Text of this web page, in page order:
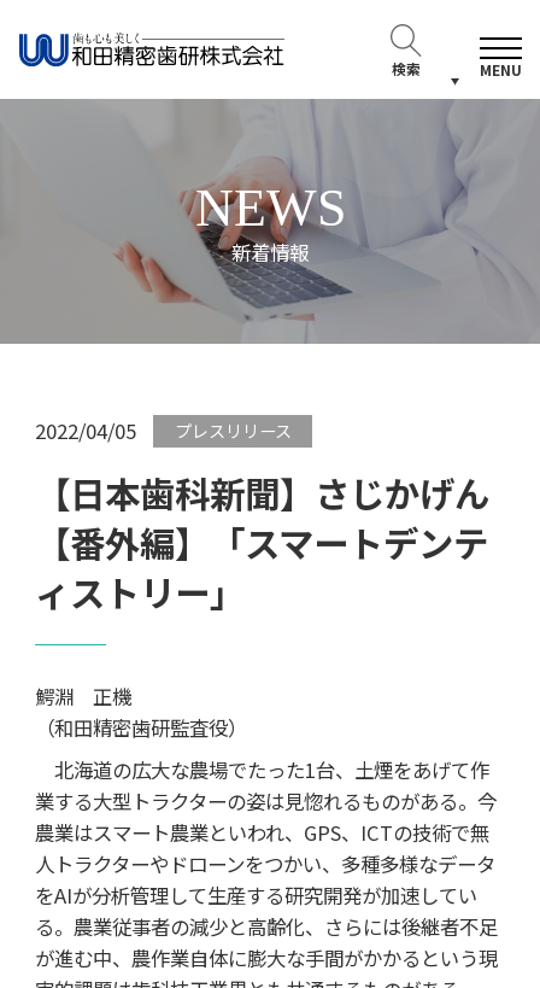
検索 MENU
NEWS
新着情報
2022/04/05 プレスリリース
【日本歯科新聞】さじかげん
【番外編】「スマートデンテ
ィストリー」
鰐淵 正機
（和田精密歯研監査役）
北海道の広大な農場でたった1台、土煙をあげて作
業する大型トラクターの姿は見惚れるものがある。今
農業はスマート農業といわれ、GPS、ICTの技術で無
人トラクターやドローンをつかい、多種多様なデータ
をAIが分析管理して生産する研究開発が加速してい
る。農業従事者の減少と高齢化、さらには後継者不足
が進む中、農作業自体に膨大な手間がかかるという現